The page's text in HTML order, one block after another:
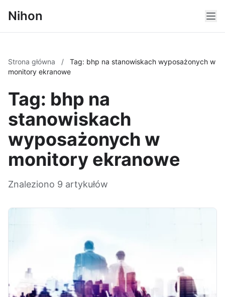
Nihon
Strona główna /
Tag: bhp na stanowiskach wyposażonych w
monitory ekranowe
Tag: bhp na
stanowiskach
wyposażonych w
monitory ekranowe
Znaleziono 9 artykułów